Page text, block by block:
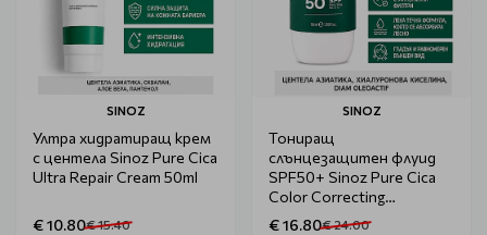
SINOZ
Ултра хидратиращ крем
с центела Sinoz Pure Cica
Ultra Repair Cream 50ml
€ 10.80€ 15.40
SINOZ
Тониращ
слънцезащитен флуид
SPF50+ Sinoz Pure Cica
Color Correcting
Treatment 50ml
€ 16.80€ 24.00